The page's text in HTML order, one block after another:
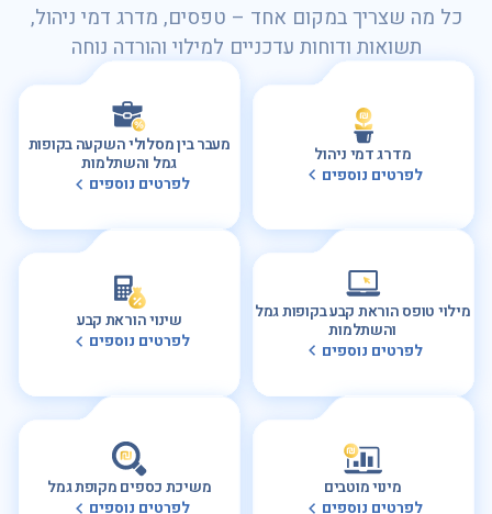
כל מה שצריך במקום אחד – טפסים, מדרג דמי ניהול,
תשואות ודוחות עדכניים למילוי והורדה נוחה
מדרג דמי ניהול
לפרטים נוספים
מעבר בין מסלולי השקעה בקופות
גמל והשתלמות
לפרטים נוספים
מילוי טופס הוראת קבע בקופות גמל
והשתלמות
לפרטים נוספים
שינוי הוראת קבע
לפרטים נוספים
מינוי מוטבים
לפרטים נוספים
משיכת כספים מקופת גמל
לפרטים נוספים